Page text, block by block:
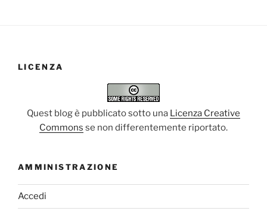
LICENZA
Quest blog è pubblicato sotto una Licenza Creative
Commons se non differentemente riportato.
AMMINISTRAZIONE
Accedi